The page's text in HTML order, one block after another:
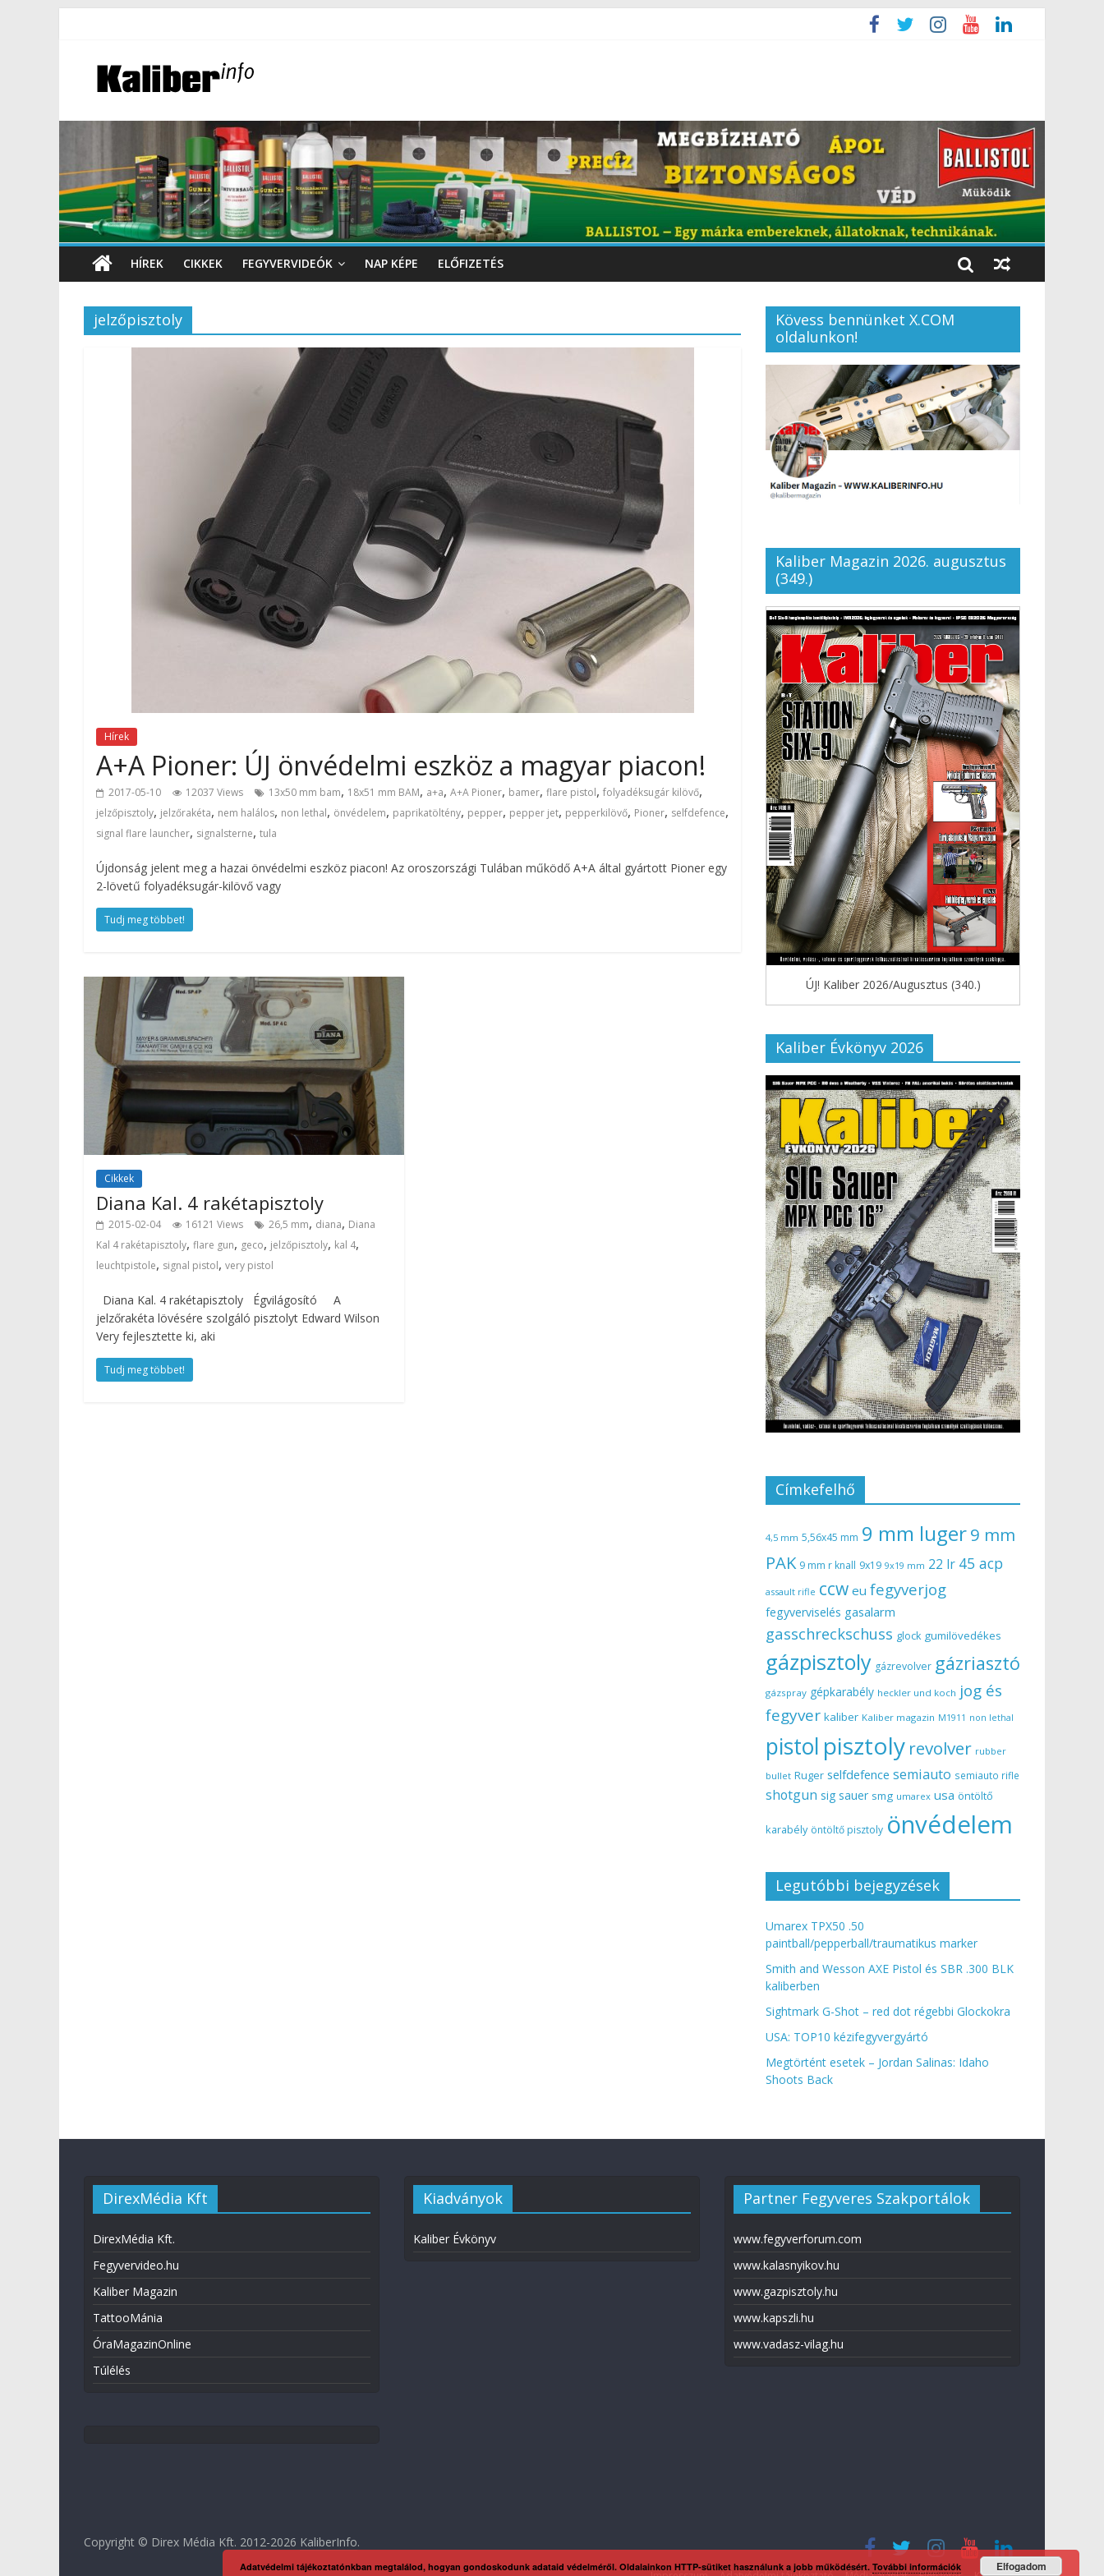
HÍREK CIKKEK FEGYVERVIDEÓK NAP KÉPE ELŐFIZETÉS
jelzőpisztoly
Hírek
A+A Pioner: ÚJ önvédelmi eszköz a magyar piacon!
2017-05-10 12037 Views 13x50 mm bam, 18x51 mm BAM, a+a, A+A Pioner, bamer, flare pistol, folyadéksugár kilövő,
jelzőpisztoly, jelzőrakéta, nem halálos, non lethal, önvédelem, paprikatöltény, pepper, pepper jet, pepperkilövő, Pioner, selfdefence,
signal flare launcher, signalsterne, tula
Újdonság jelent meg a hazai önvédelmi eszköz piacon! Az oroszországi Tulában működő A+A által gyártott Pioner egy
2-lövetű folyadéksugár-kilövő vagy
Tudj meg többet!
Cikkek
Diana Kal. 4 rakétapisztoly
2015-02-04 16121 Views 26,5 mm, diana, Diana
Kal 4 rakétapisztoly, flare gun, geco, jelzőpisztoly, kal 4,
leuchtpistole, signal pistol, very pistol
Diana Kal. 4 rakétapisztoly Égvilágosító A
jelzőrakéta lövésére szolgáló pisztolyt Edward Wilson
Very fejlesztette ki, aki
Tudj meg többet!
Kövess bennünket X.COM
oldalunkon!
Kaliber Magazin 2026. augusztus
(349.)
ÚJ! Kaliber 2026/Augusztus (340.)
Kaliber Évkönyv 2026
Címkefelhő
4,5 mm 5,56x45 mm 9 mm luger9 mm
PAK 9 mm r knall 9x19 9x19 mm 22 lr 45 acp
assault rifle ccw eu fegyverjog
fegyverviselés gasalarm
gasschreckschuss glock gumilövedékes
gázpisztoly gázrevolver gázriasztó
gázspray gépkarabély heckler und koch jog és
fegyver kaliber Kaliber magazin M1911 non lethal
pistol pisztoly revolver rubber
bullet Ruger selfdefence semiauto semiauto rifle
shotgun sig sauer smg umarex usa öntöltő
karabély öntöltő pisztoly önvédelem
Legutóbbi bejegyzések
Umarex TPX50 .50
paintball/pepperball/traumatikus marker
Smith and Wesson AXE Pistol és SBR .300 BLK
kaliberben
Sightmark G-Shot – red dot régebbi Glockokra
USA: TOP10 kézifegyvergyártó
Megtörtént esetek – Jordan Salinas: Idaho
Shoots Back
DirexMédia Kft
DirexMédia Kft.
Fegyvervideo.hu
Kaliber Magazin
TattooMánia
ÓraMagazinOnline
Túlélés
Kiadványok
Kaliber Évkönyv
Partner Fegyveres Szakportálok
www.fegyverforum.com
www.kalasnyikov.hu
www.gazpisztoly.hu
www.kapszli.hu
www.vadasz-vilag.hu
Copyright © Direx Média Kft. 2012-2026 KaliberInfo.
Adatvédelmi tájékoztatónkban megtalálod, hogyan gondoskodunk adataid védelméről. Oldalainkon HTTP-sütiket használunk a jobb működésért. További információk Elfogadom